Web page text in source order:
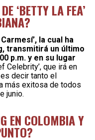
‘BETTY LA FEA’
Carmesí’, la cual ha
transmitirá un último
p.m. y en su lugar
Celebrity’, que irá en
es decir tanto el
más exitosa de todos
junio.
EN COLOMBIA Y